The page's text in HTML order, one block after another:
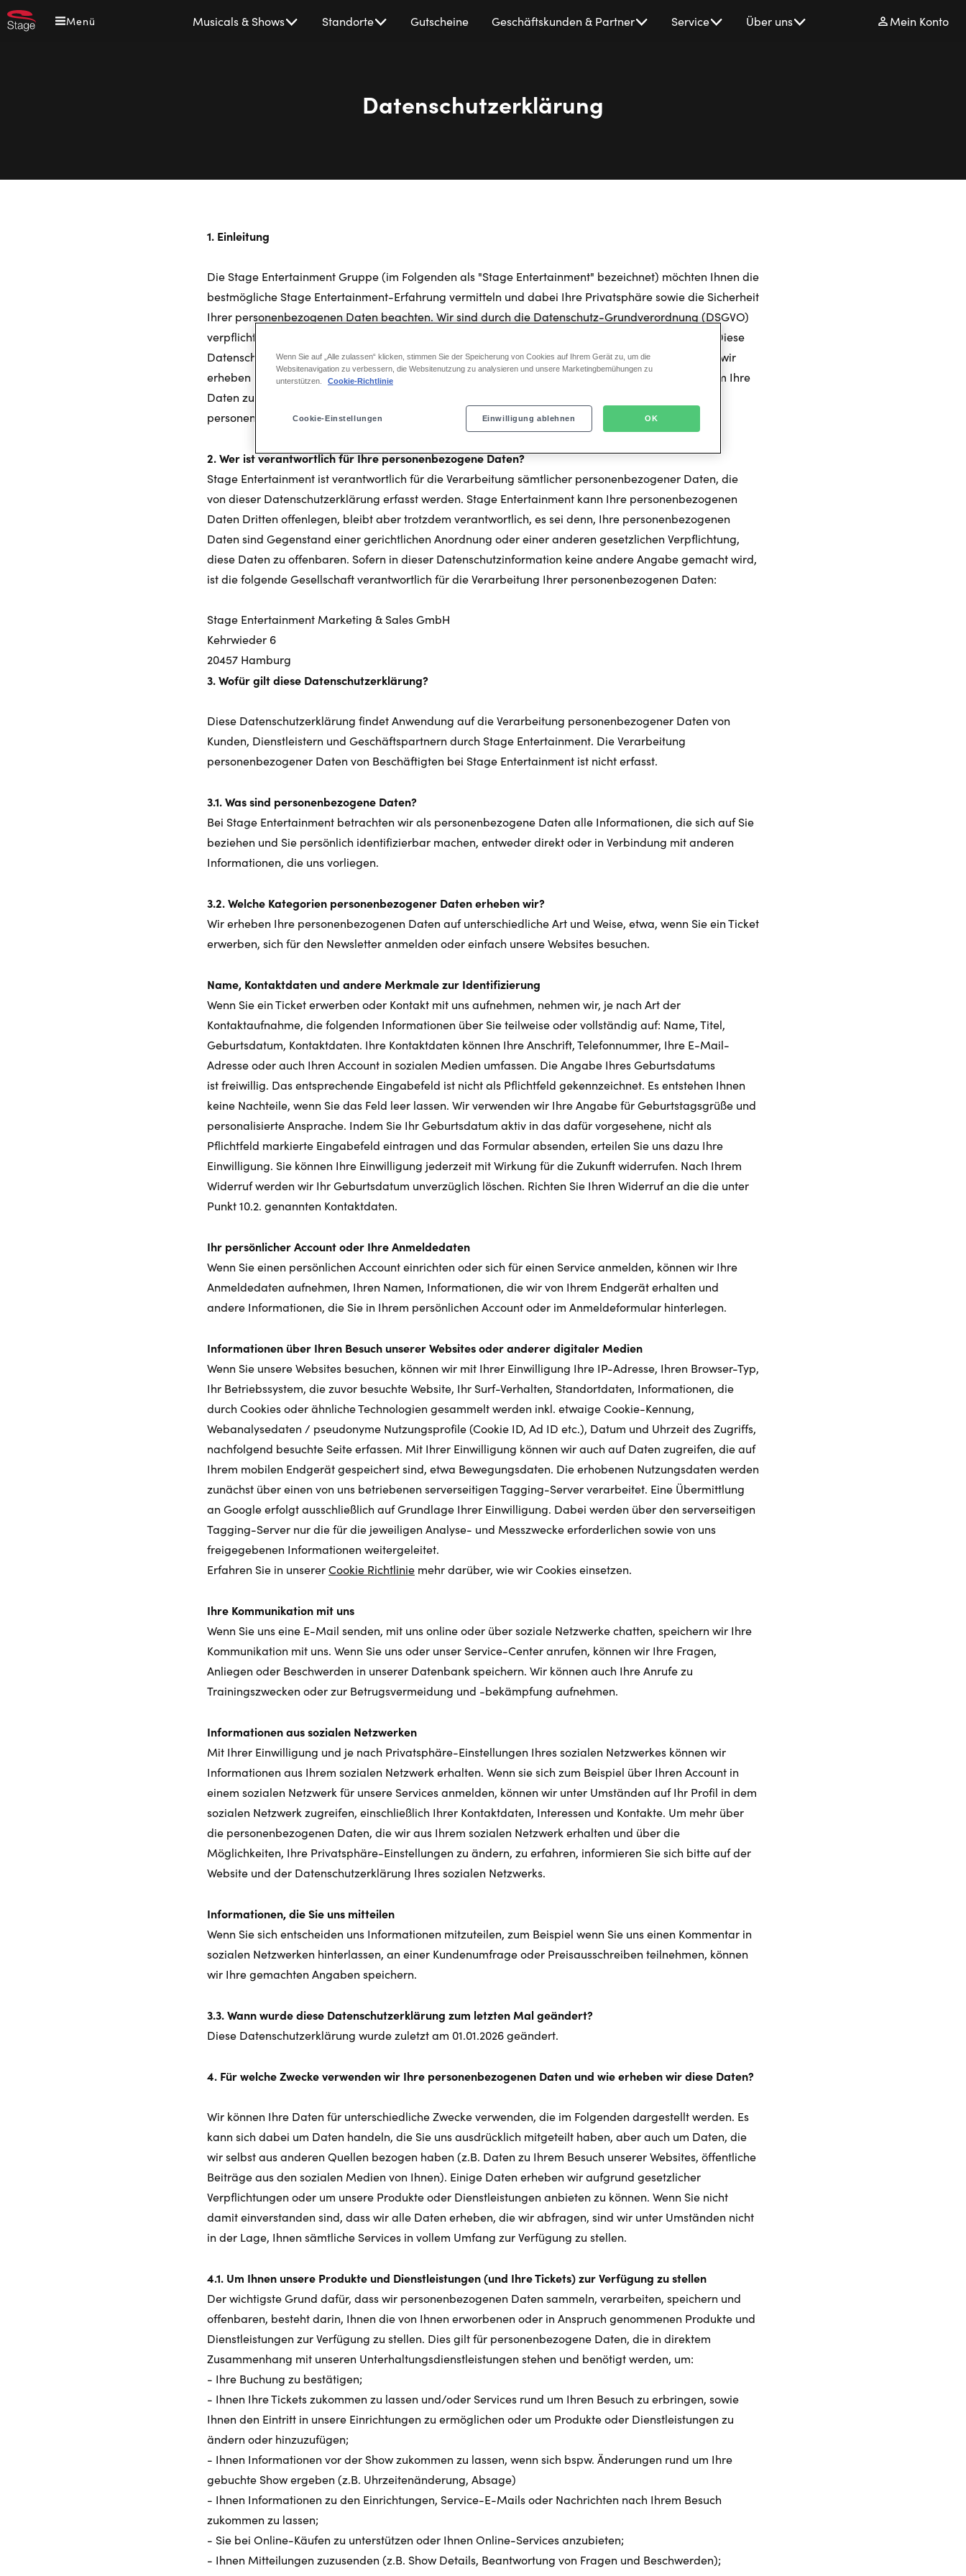
Direkt
zum
Menü
navigation
Musicals & Shows Standorte Gutscheine Geschäftskunden & Partner Service Über uns Mein Konto
Datenschutzerklärung
1. Einleitung
Die Stage Entertainment Gruppe (im Folgenden als "Stage Entertainment" bezeichnet) möchten Ihnen die
bestmögliche Stage Entertainment-Erfahrung vermitteln und dabei Ihre Privatsphäre sowie die Sicherheit
Ihrer personenbezogenen Daten beachten. Wir sind durch die Datenschutz-Grundverordnung (DSGVO)
verpflichtet und schützen Ihre personenbezogenen Daten gemäß den gesetzlichen Grundsätzen. Diese
Datenschutzerklärung soll Ihnen Klarheit darüber verschaffen, welche personenbezogenen Daten wir
erheben und wie wir diese verwenden, welche Maßnahmen und Anstrengungen wir vornehmen, um Ihre
Daten zu schützen sowie Sie über Ihre Rechte und Möglichkeiten zu informieren, Ihre
personenbezogenen Daten zu kontrollieren und Ihre Privatsphäre zu schützen.
2. Wer ist verantwortlich für Ihre personenbezogene Daten?
Stage Entertainment ist verantwortlich für die Verarbeitung sämtlicher personenbezogener Daten, die
von dieser Datenschutzerklärung erfasst werden. Stage Entertainment kann Ihre personenbezogenen
Daten Dritten offenlegen, bleibt aber trotzdem verantwortlich, es sei denn, Ihre personenbezogenen
Daten sind Gegenstand einer gerichtlichen Anordnung oder einer anderen gesetzlichen Verpflichtung,
diese Daten zu offenbaren. Sofern in dieser Datenschutzinformation keine andere Angabe gemacht wird,
ist die folgende Gesellschaft verantwortlich für die Verarbeitung Ihrer personenbezogenen Daten:
Stage Entertainment Marketing & Sales GmbH
Kehrwieder 6
20457 Hamburg
3. Wofür gilt diese Datenschutzerklärung?
Diese Datenschutzerklärung findet Anwendung auf die Verarbeitung personenbezogener Daten von
Kunden, Dienstleistern und Geschäftspartnern durch Stage Entertainment. Die Verarbeitung
personenbezogener Daten von Beschäftigten bei Stage Entertainment ist nicht erfasst.
3.1. Was sind personenbezogene Daten?
Bei Stage Entertainment betrachten wir als personenbezogene Daten alle Informationen, die sich auf Sie
beziehen und Sie persönlich identifizierbar machen, entweder direkt oder in Verbindung mit anderen
Informationen, die uns vorliegen.
3.2. Welche Kategorien personenbezogener Daten erheben wir?
Wir erheben Ihre personenbezogenen Daten auf unterschiedliche Art und Weise, etwa, wenn Sie ein Ticket
erwerben, sich für den Newsletter anmelden oder einfach unsere Websites besuchen.
Name, Kontaktdaten und andere Merkmale zur Identifizierung
Wenn Sie ein Ticket erwerben oder Kontakt mit uns aufnehmen, nehmen wir, je nach Art der
Kontaktaufnahme, die folgenden Informationen über Sie teilweise oder vollständig auf: Name, Titel,
Geburtsdatum, Kontaktdaten. Ihre Kontaktdaten können Ihre Anschrift, Telefonnummer, Ihre E-Mail-
Adresse oder auch Ihren Account in sozialen Medien umfassen. Die Angabe Ihres Geburtsdatums
ist freiwillig. Das entsprechende Eingabefeld ist nicht als Pflichtfeld gekennzeichnet. Es entstehen Ihnen
keine Nachteile, wenn Sie das Feld leer lassen. Wir verwenden wir Ihre Angabe für Geburtstagsgrüße und
personalisierte Ansprache. Indem Sie Ihr Geburtsdatum aktiv in das dafür vorgesehene, nicht als
Pflichtfeld markierte Eingabefeld eintragen und das Formular absenden, erteilen Sie uns dazu Ihre
Einwilligung. Sie können Ihre Einwilligung jederzeit mit Wirkung für die Zukunft widerrufen. Nach Ihrem
Widerruf werden wir Ihr Geburtsdatum unverzüglich löschen. Richten Sie Ihren Widerruf an die die unter
Punkt 10.2. genannten Kontaktdaten.
Ihr persönlicher Account oder Ihre Anmeldedaten
Wenn Sie einen persönlichen Account einrichten oder sich für einen Service anmelden, können wir Ihre
Anmeldedaten aufnehmen, Ihren Namen, Informationen, die wir von Ihrem Endgerät erhalten und
andere Informationen, die Sie in Ihrem persönlichen Account oder im Anmeldeformular hinterlegen.
Informationen über Ihren Besuch unserer Websites oder anderer digitaler Medien
Wenn Sie unsere Websites besuchen, können wir mit Ihrer Einwilligung Ihre IP-Adresse, Ihren Browser-Typ,
Ihr Betriebssystem, die zuvor besuchte Website, Ihr Surf-Verhalten, Standortdaten, Informationen, die
durch Cookies oder ähnliche Technologien gesammelt werden inkl. etwaige Cookie-Kennung,
Webanalysedaten / pseudonyme Nutzungsprofile (Cookie ID, Ad ID etc.), Datum und Uhrzeit des Zugriffs,
nachfolgend besuchte Seite erfassen. Mit Ihrer Einwilligung können wir auch auf Daten zugreifen, die auf
Ihrem mobilen Endgerät gespeichert sind, etwa Bewegungsdaten. Die erhobenen Nutzungsdaten werden
zunächst über einen von uns betriebenen serverseitigen Tagging-Server verarbeitet. Eine Übermittlung
an Google erfolgt ausschließlich auf Grundlage Ihrer Einwilligung. Dabei werden über den serverseitigen
Tagging-Server nur die für die jeweiligen Analyse- und Messzwecke erforderlichen sowie von uns
freigegebenen Informationen weitergeleitet.
Erfahren Sie in unsererCookie Richtlinie mehr darüber, wie wir Cookies einsetzen.
Ihre Kommunikation mit uns
Wenn Sie uns eine E-Mail senden, mit uns online oder über soziale Netzwerke chatten, speichern wir Ihre
Kommunikation mit uns. Wenn Sie uns oder unser Service-Center anrufen, können wir Ihre Fragen,
Anliegen oder Beschwerden in unserer Datenbank speichern. Wir können auch Ihre Anrufe zu
Trainingszwecken oder zur Betrugsvermeidung und -bekämpfung aufnehmen.
Informationen aus sozialen Netzwerken
Mit Ihrer Einwilligung und je nach Privatsphäre-Einstellungen Ihres sozialen Netzwerkes können wir
Informationen aus Ihrem sozialen Netzwerk erhalten. Wenn sie sich zum Beispiel über Ihren Account in
einem sozialen Netzwerk für unsere Services anmelden, können wir unter Umständen auf Ihr Profil in dem
sozialen Netzwerk zugreifen, einschließlich Ihrer Kontaktdaten, Interessen und Kontakte. Um mehr über
die personenbezogenen Daten, die wir aus Ihrem sozialen Netzwerk erhalten und über die
Möglichkeiten, Ihre Privatsphäre-Einstellungen zu ändern, zu erfahren, informieren Sie sich bitte auf der
Website und der Datenschutzerklärung Ihres sozialen Netzwerks.
Informationen, die Sie uns mitteilen
Wenn Sie sich entscheiden uns Informationen mitzuteilen, zum Beispiel wenn Sie uns einen Kommentar in
sozialen Netzwerken hinterlassen, an einer Kundenumfrage oder Preisausschreiben teilnehmen, können
wir Ihre gemachten Angaben speichern.
3.3. Wann wurde diese Datenschutzerklärung zum letzten Mal geändert?
Diese Datenschutzerklärung wurde zuletzt am 01.01.2026 geändert.
4. Für welche Zwecke verwenden wir Ihre personenbezogenen Daten und wie erheben wir diese Daten?
Wir können Ihre Daten für unterschiedliche Zwecke verwenden, die im Folgenden dargestellt werden. Es
kann sich dabei um Daten handeln, die Sie uns ausdrücklich mitgeteilt haben, aber auch um Daten, die
wir selbst aus anderen Quellen bezogen haben (z.B. Daten zu Ihrem Besuch unserer Websites, öffentliche
Beiträge aus den sozialen Medien von Ihnen). Einige Daten erheben wir aufgrund gesetzlicher
Verpflichtungen oder um unsere Produkte oder Dienstleistungen anbieten zu können. Wenn Sie nicht
damit einverstanden sind, dass wir alle Daten erheben, die wir abfragen, sind wir unter Umständen nicht
in der Lage, Ihnen sämtliche Services in vollem Umfang zur Verfügung zu stellen.
4.1. Um Ihnen unsere Produkte und Dienstleistungen (und Ihre Tickets) zur Verfügung zu stellen
Der wichtigste Grund dafür, dass wir personenbezogenen Daten sammeln, verarbeiten, speichern und
offenbaren, besteht darin, Ihnen die von Ihnen erworbenen oder in Anspruch genommenen Produkte und
Dienstleistungen zur Verfügung zu stellen. Dies gilt für personenbezogene Daten, die in direktem
Zusammenhang mit unseren Unterhaltungsdienstleistungen stehen und benötigt werden, um:
- Ihre Buchung zu bestätigen;
- Ihnen Ihre Tickets zukommen zu lassen und/oder Services rund um Ihren Besuch zu erbringen, sowie
Ihnen den Eintritt in unsere Einrichtungen zu ermöglichen oder um Produkte oder Dienstleistungen zu
ändern oder hinzuzufügen;
- Ihnen Informationen vor der Show zukommen zu lassen, wenn sich bspw. Änderungen rund um Ihre
gebuchte Show ergeben (z.B. Uhrzeitenänderung, Absage)
- Ihnen Informationen zu den Einrichtungen, Service-E-Mails oder Nachrichten nach Ihrem Besuch
zukommen zu lassen;
- Sie bei Online-Käufen zu unterstützen oder Ihnen Online-Services anzubieten;
- Ihnen Mitteilungen zuzusenden (z.B. Show Details, Beantwortung von Fragen und Beschwerden);
Wenn Sie auf „Alle zulassen“ klicken, stimmen Sie der Speicherung von Cookies auf Ihrem Gerät zu, um die
Websitenavigation zu verbessern, die Websitenutzung zu analysieren und unsere Marketingbemühungen zu
unterstützen.
Cookie-Richtlinie
Cookie-Einstellungen Einwilligung ablehnen OK